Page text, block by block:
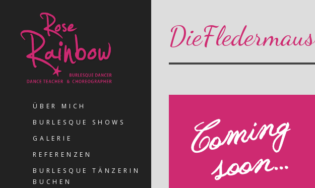
ÜBER MICH
BURLESQUE SHOWS
GALERIE
REFERENZEN
BURLESQUE TÄNZERIN
BUCHEN
DieFledermaus